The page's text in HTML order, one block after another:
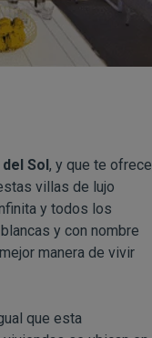
Sol, y que te ofrece
villas de lujo
y todos los
y con nombre
manera de vivir
que esta